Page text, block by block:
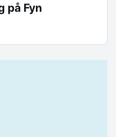
på Fyn